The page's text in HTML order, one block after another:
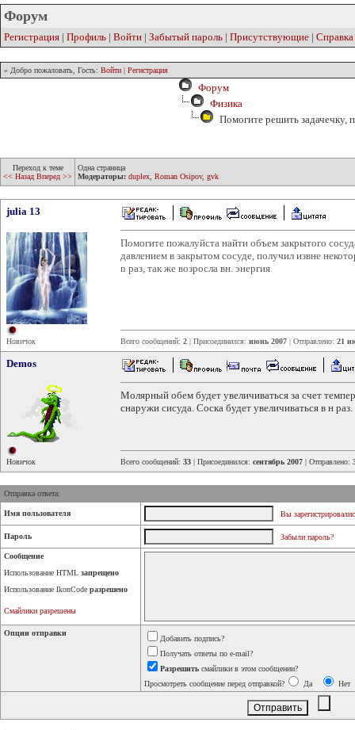
Форум
Регистрация | Профиль | Войти | Забытый пароль | Присутствующие | Справка
» Добро пожаловать, Гость: Войти | Регистрация
Форум
Физика
Помогите решить задачечку,
Переход к теме
<< Назад Вперед >>
Одна страница
Модераторы: duplex Roman Osipov, gvk
julia 13
Новичок
Помогите пожалуйста найти объем закрытого
давлением в закрытом сосуде, получил извне
n раз, так же возросла вн. энергия
Всего сообщений: 2 | Присоединился: июнь 2007 | Отправлено: 21
Demos
Новичок
Молярный обем будет увеличиваться за счет
снаружи сисуда. Соска будет увеличиваться в н раз.
Всего сообщений: 33 | Присоединился: сентябрь 2007 | Отправлено:
Отправка ответа:
Имя пользователя Вы
Пароль Забыли пароль?
Сообщение
Использование HTML запрещено
Использование IkonCode разрешено
Смайлики разрешены
Опции отправки
Добавить подпись?
Получать ответы по e-mail?
Разрешить смайлики в этом сообщении?
Просмотреть сообщение перед отправкой?
Да Нет